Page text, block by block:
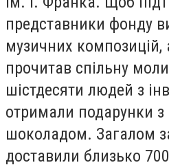
представники фонду
музичних
прочитав спільну
шістдесяти людей з
отримали подарунки з
шоколадом. Загалом
доставили близько